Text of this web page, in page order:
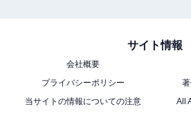
サイト情報
会社概要
プライバシーポリシー
当サイトの情報についての注意
All